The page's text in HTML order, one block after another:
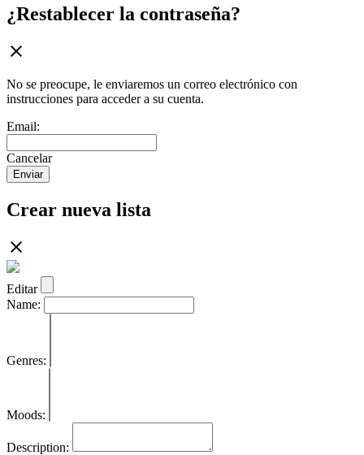
¿Restablecer la contraseña?
No se preocupe, le enviaremos un correo electrónico con
instrucciones para acceder a su cuenta.
Email:
Cancelar
Enviar
Crear nueva lista
Editar
Name:
Genres:
Moods:
Description: